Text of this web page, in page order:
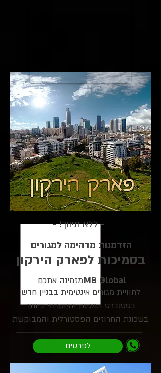
הזדמנות מדהימה למגורים
בסמיכות לפארק הירקון
MB Globalמזמינה אתכם
- !ללא תיווך -
לחוויית מגורים אינטימית בבניין חדש
בסטנדרט המפנק והיוקרתי ביותר
בשכונת החרוזים הפסטורלית והמבוקשת
לפרטים